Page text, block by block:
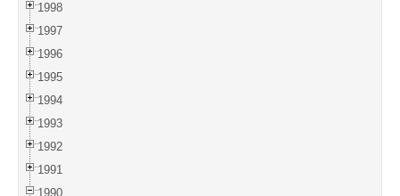
1998
1997
1996
1995
1994
1993
1992
1991
1990